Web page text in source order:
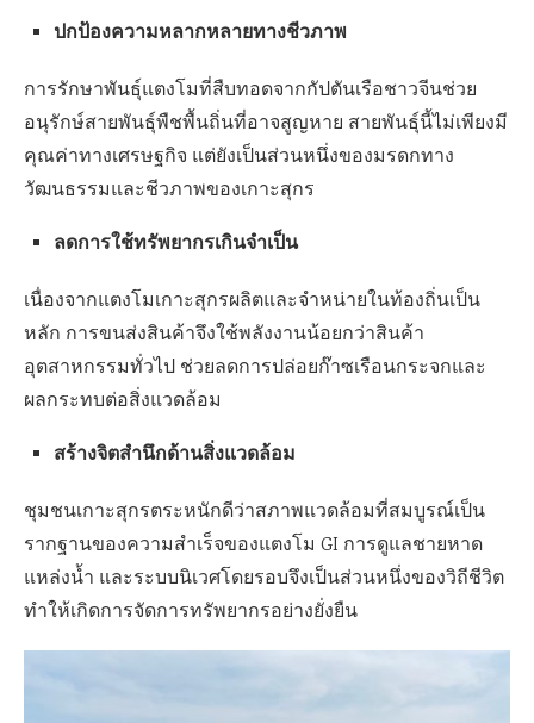
ปกป้องความหลากหลายทางชีวภาพ
การรักษาพันธุ์แตงโมที่สืบทอดจากกัปตันเรือชาวจีนช่วย
อนุรักษ์สายพันธุ์พืชพื้นถิ่นที่อาจสูญหาย สายพันธุ์นี้ไม่เพียงมี
คุณค่าทางเศรษฐกิจ แต่ยังเป็นส่วนหนึ่งของมรดกทาง
วัฒนธรรมและชีวภาพของเกาะสุกร
ลดการใช้ทรัพยากรเกินจำเป็น
เนื่องจากแตงโมเกาะสุกรผลิตและจำหน่ายในท้องถิ่นเป็น
หลัก การขนส่งสินค้าจึงใช้พลังงานน้อยกว่าสินค้า
อุตสาหกรรมทั่วไป ช่วยลดการปล่อยก๊าซเรือนกระจกและ
ผลกระทบต่อสิ่งแวดล้อม
สร้างจิตสำนึกด้านสิ่งแวดล้อม
ชุมชนเกาะสุกรตระหนักดีว่าสภาพแวดล้อมที่สมบูรณ์เป็น
รากฐานของความสำเร็จของแตงโม GI การดูแลชายหาด
แหล่งน้ำ และระบบนิเวศโดยรอบจึงเป็นส่วนหนึ่งของวิถีชีวิต
ทำให้เกิดการจัดการทรัพยากรอย่างยั่งยืน